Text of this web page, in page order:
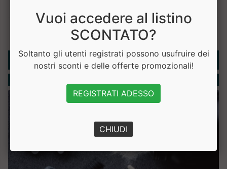
Rubriche
Vuoi accedere al listino
SCONTATO?
Soltanto gli utenti registrati possono usufruire dei
nostri sconti e delle offerte promozionali!
REGISTRATI ADESSO
CHIUDI